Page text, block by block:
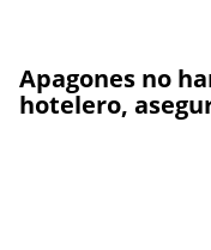
Apagones no
hotelero,